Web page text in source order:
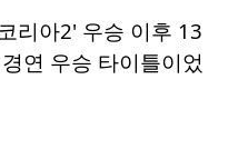
리아2' 우승 이후 13
연 우승 타이틀이었